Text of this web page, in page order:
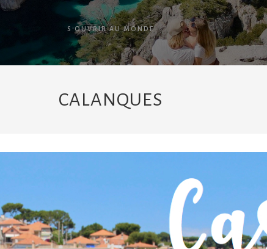
S'OUVRIR AU MONDE
CALANQUES